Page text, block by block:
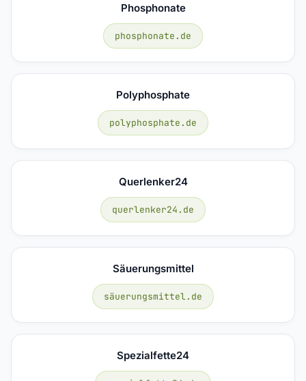
Phosphonate
phosphonate.de
Polyphosphate
polyphosphate.de
Querlenker24
querlenker24.de
Säuerungsmittel
säuerungsmittel.de
Spezialfette24